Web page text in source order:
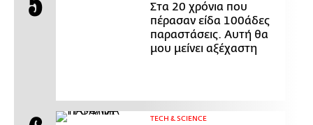
Στα 20 χρόνια που
πέρασαν είδα 100άδες
παραστάσεις. Αυτή θα
μου μείνει αξέχαστη
ΤECH & SCIENCE